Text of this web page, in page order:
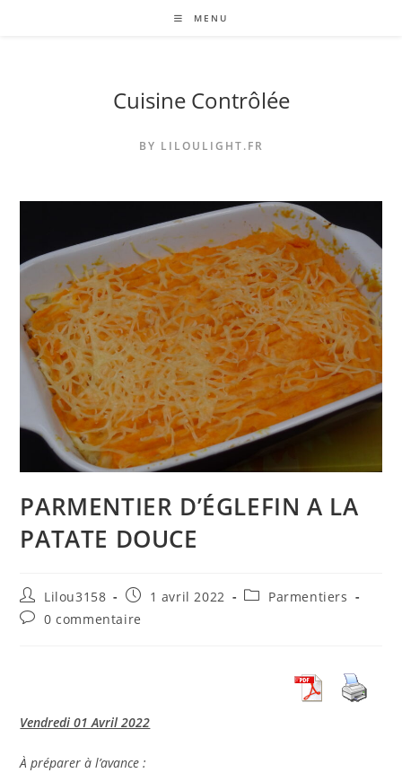
MENU
Cuisine Contrôlée
BY LILOULIGHT.FR
PARMENTIER D’ÉGLEFIN A LA
PATATE DOUCE
Auteur/autrice
de
la
Lilou3158
Publication
publiée :
1 avril 2022
PostParmentiers
Commentaires
0 commentaire
Vendredi 01 Avril 2022
À préparer à l’avance :